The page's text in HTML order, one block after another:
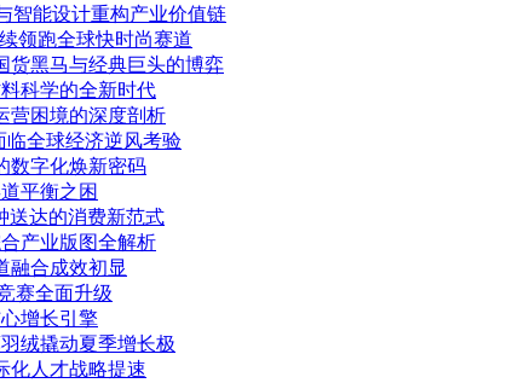
智能设计重构产业价值链
领跑全球快时尚赛道
货黑马与经典巨头的博弈
科学的全新时代
营困境的深度剖析
临全球经济逆风考验
数字化焕新密码
平衡之困
送达的消费新范式
产业版图全解析
融合成效初显
赛全面升级
增长引擎
绒撬动夏季增长极
化人才战略提速